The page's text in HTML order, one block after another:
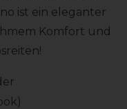
ist ein eleganter
Komfort und